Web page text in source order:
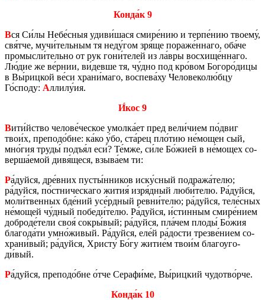
Конда́к 9
Вся Си́лы Небе́сныя удиви́шася смире́нию и терпе́нию тво­е­му́,
свя́тче, мучи́тель­ным тя неду́гом зря́ще по­ра­же́ннаго, оба́че
про­мыс­ли́тель­но от рук гони́телей из ла́вры вос­хи­ще́ннаго.
Лю́дие же ве́рнии, ви́девше тя, чу́дно под кро́вом Бо­го­ро́дицы
в Вы́риц­кой ве́си храни́маго, вос­пе­ва́ху Че­ло­ве­ко­лю́бцу
Го́споду: Аллилу́ия.
И́кос 9
Вити́йство че­ло­ве́чес­кое умол­ка́ет пред вели́чием по́двиг
твои́х, пре­по­до́бне: ка́ко у́бо, ста́рец пло́тию не́мощен сый,
мно́гия труды́ подъя́л еси́? Те́мже, си́ле Бо́жией в не́мощех со­
вер­ша́емой дивя́щеся, взыва́ем ти:
Ра́дуйся, дре́вних пусты́нни­ков иску́сный под­ра­жа́телю;
ра́дуйся, по́стни­че­ска­го жития́ изря́дный люби́телю. Ра́дуйся,
моли́твен­ных бде́ний усе́рдный ревни́телю; ра́дуйся, теле́сных
не́мощей чу́дный по­бе­ди́телю. Ра́дуйся, и́стин­ным смире́нием
доб­ро­де́тели своя́ сокры́вый; ра́дуйся, пла́чем плоды́ Бо́жия
бла­го­да́ти умно́живый. Ра́дуйся, еле́й ра́дости трез­ве́нием со­
хра­ни́вый; ра́дуйся, Хри­сту́ Бо́гу житие́м твои́м бла­го­уго­
ди́вый.
Ра́дуйся, пре­по­до́бне о́тче Се­ра­фи́ме, Вы́риц­кий чу­до­тво́рче.
Конда́к 10